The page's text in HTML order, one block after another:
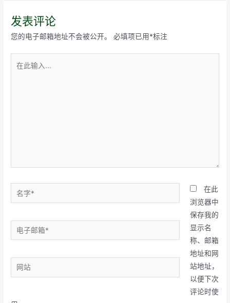
航
发表评论
您的电子邮箱地址不会被公开。 必填项已用 *标注
此
字
电
子
箱
*
网
站
在此
浏览器中
保存我的
显示名
称、邮箱
地址和网
站地址，
以便下次
评论时使